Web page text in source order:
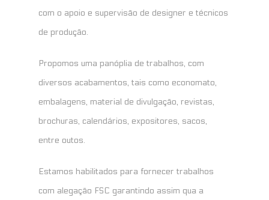
com o apoio e supervisão de designer e técnicos
de produção.
Propomos uma panóplia de trabalhos, com
diversos acabamentos, tais como economato,
embalagens, material de divulgação, revistas,
brochuras, calendários, expositores, sacos,
entre outos.
Estamos habilitados para fornecer trabalhos
com alegação FSC garantindo assim qua a